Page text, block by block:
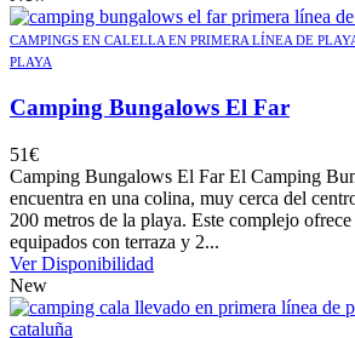
CAMPINGS EN CALELLA EN PRIMERA LÍNEA DE
PLAYA
Camping Bungalows El Far
51€
Camping Bungalows El Far El Camping
encuentra en una colina, muy cerca del
200 metros de la playa. Este complejo
equipados con terraza y 2...
Ver Disponibilidad
New